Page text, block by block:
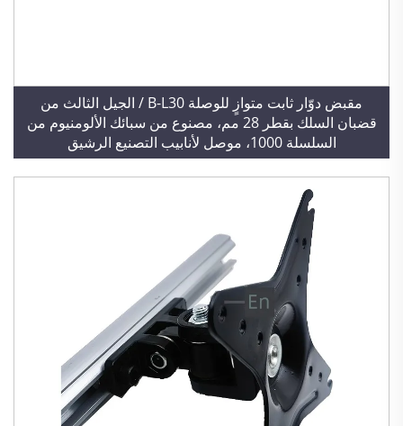
مقبض دوّار ثابت متوازٍ للوصلة B-L30 / الجيل الثالث من
قضبان السلك بقطر 28 مم، مصنوع من سبائك الألومنيوم من
السلسلة 1000، موصل لأنابيب التصنيع الرشيق